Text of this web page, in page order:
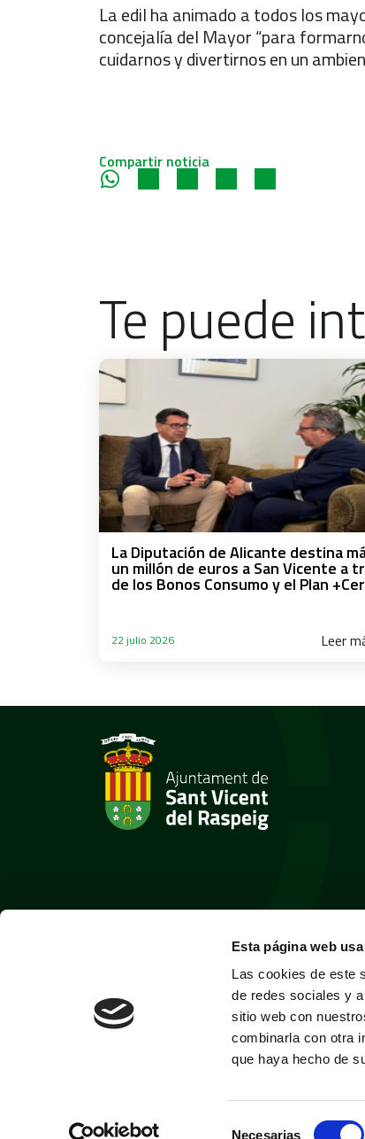
Esta página web
Las cookies de este
de redes sociales y
sitio web con
combinarla con otra
que haya hecho de
Necesarias
La edil ha animado a todos los
concejalía del Mayor “para
cuidarnos y divertirnos en un
Compartir noticia
Te puede
La Diputación de Alicante destina
un millón de euros a San Vicente a
de los Bonos Consumo y el Plan
22 julio 2026 Leer